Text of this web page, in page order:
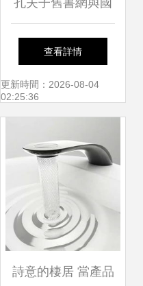
孔夫子舊書網與國
王文學書店 當代漢
語小說的文藝創作
查看詳情
更新時間：2026-08-04
02:25:36
詩意的棲居 當產品